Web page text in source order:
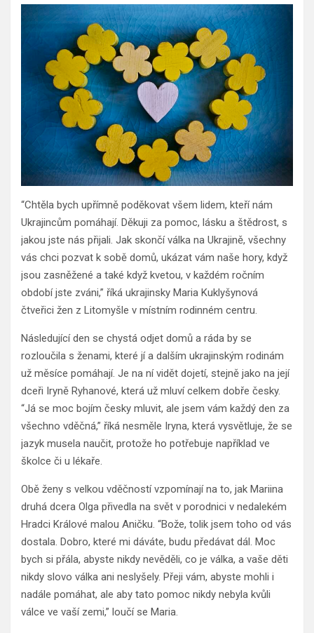
“Chtěla bych upřímně poděkovat všem lidem, kteří nám
Ukrajincům pomáhají. Děkuji za pomoc, lásku a štědrost, s
jakou jste nás přijali. Jak skončí válka na Ukrajině, všechny
vás chci pozvat k sobě domů, ukázat vám naše hory, když
jsou zasněžené a také když kvetou, v každém ročním
období jste zváni,” říká ukrajinsky Maria Kuklyšynová
čtveřici žen z Litomyšle v místním rodinném centru.
Následující den se chystá odjet domů a ráda by se
rozloučila s ženami, které jí a dalším ukrajinským rodinám
už měsíce pomáhají. Je na ní vidět dojetí, stejně jako na její
dceři Iryně Ryhanové, která už mluví celkem dobře česky.
“Já se moc bojím česky mluvit, ale jsem vám každý den za
všechno vděčná,” říká nesměle Iryna, která vysvětluje, že se
jazyk musela naučit, protože ho potřebuje například ve
školce či u lékaře.
Obě ženy s velkou vděčností vzpomínají na to, jak Mariina
druhá dcera Olga přivedla na svět v porodnici v nedalekém
Hradci Králové malou Aničku. “Bože, tolik jsem toho od vás
dostala. Dobro, které mi dáváte, budu předávat dál. Moc
bych si přála, abyste nikdy nevěděli, co je válka, a vaše děti
nikdy slovo válka ani neslyšely. Přeji vám, abyste mohli i
nadále pomáhat, ale aby tato pomoc nikdy nebyla kvůli
válce ve vaší zemi,” loučí se Maria.